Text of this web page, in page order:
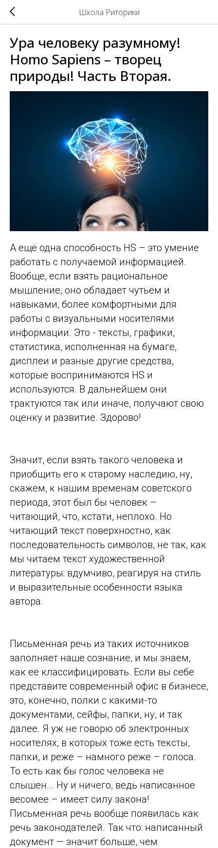
Школа Риторики
Ура человеку разумному!
Homo Sapiens – творец
природы! Часть Вторая.
А ещё одна способность HS – это умение
работать с получаемой информацией.
Вообще, если взять рациональное
мышление, оно обладает чутьём и
навыками, более комфортными для
работы с визуальными носителями
информации. Это - тексты, графики,
статистика, исполненная на бумаге,
дисплеи и разные другие средства,
которые воспринимаются HS и
используются. В дальнейшем они
трактуются так или иначе, получают свою
оценку и развитие. Здорово!
Значит, если взять такого человека и
приобщить его к старому наследию, ну,
скажем, к нашим временам советского
периода, этот был бы человек –
читающий, что, кстати, неплохо. Но
читающий текст поверхностно, как
последовательность символов, не так, как
мы читаем текст художественной
литературы: вдумчиво, реагируя на стиль
и выразительные особенности языка
автора.
Письменная речь из таких источников
заполняет наше сознание, и мы знаем,
как её классифицировать. Если вы себе
представите современный офис в бизнесе,
это, конечно, полки с какими-то
документами, сейфы, папки, ну, и так
далее. Я уж не говорю об электронных
носителях, в которых тоже есть тексты,
папки, и реже – намного реже – голоса.
То есть как бы голос человека не
слышен... Ну и ничего, ведь написанное
весомее – имеет силу закона!
Письменная речь вообще появилась как
речь законодателей. Так что: написанный
документ — значит больше, чем